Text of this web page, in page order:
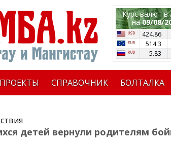
Курс валют в
на09/08/
424.86
514.3
5.83
СПРАВОЧНИК БОЛТАЛКА
детей вернули родителям